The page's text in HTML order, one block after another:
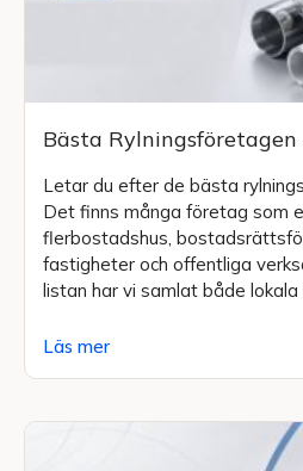
Bästa
Letar du efter de bästa
Det finns många företag som
flerbostadshus,
fastigheter och offentliga
listan har vi samlat både
Läs mer